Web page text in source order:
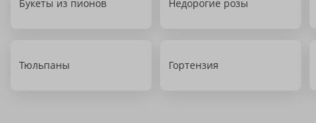
Букеты из пионов Недорогие розы
Тюльпаны Гортензия